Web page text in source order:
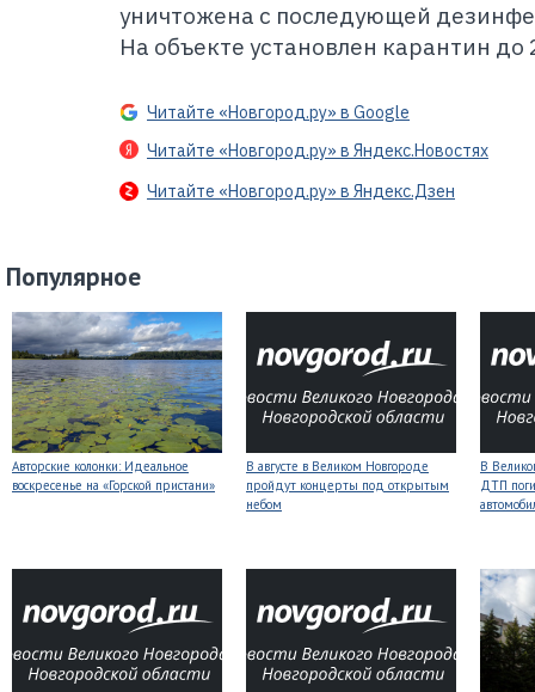
уничтожена с последующей
На объекте установлен карантин до
Читайте «Новгород.ру» в Google
Читайте «Новгород.ру» в Яндекс.Новостях
Читайте «Новгород.ру» в Яндекс.Дзен
Популярное
Авторские колонки: Идеальное
воскресенье на «Горской пристани»
В августе в Великом Новгороде
пройдут концерты под открытым
небом
В
ДТП